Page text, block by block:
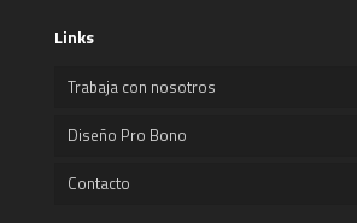
Links
Trabaja con nosotros
Diseño Pro Bono
Contacto